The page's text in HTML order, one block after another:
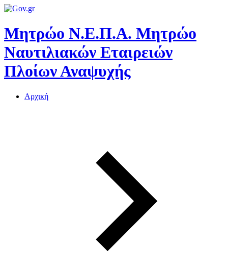
Μητρώο Ν.Ε.Π.Α. Μητρώο
Ναυτιλιακών Εταιρειών
Πλοίων Αναψυχής
Αρχική